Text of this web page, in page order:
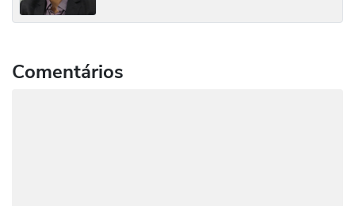
Comentários